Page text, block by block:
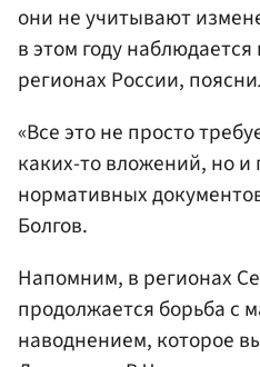
они не учитывают
в этом году
регионах России,
«Все это не просто
каких-то вложений, но и
нормативных
Болгов.
Напомним, в регионах
продолжается борьба с
наводнением, которое